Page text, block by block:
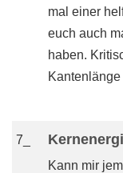
mal einer
euch auch
haben.
7_
Kann mir